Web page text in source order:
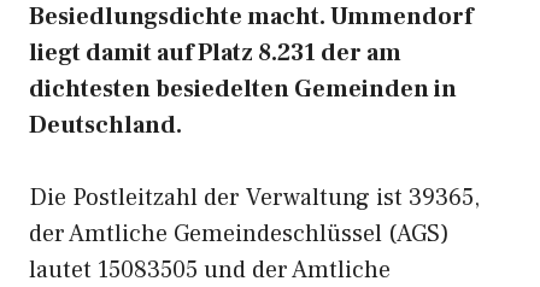
Besiedlungsdichte macht. Ummendorf
liegt damit auf Platz 8.231 der am
dichtesten besiedelten Gemeinden in
Deutschland.
Die Postleitzahl der Verwaltung ist 39365,
der Amtliche Gemeindeschlüssel (AGS)
lautet 15083505 und der Amtliche